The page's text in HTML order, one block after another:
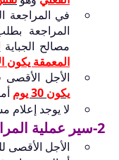
في المراجعة
المراجعة
مصالح الجباية
المعمقة يكون الأجل
الأجل
يكون 30 يوم
لا يوجد
2-سير عملية المراجعة
الأجل الأقصى